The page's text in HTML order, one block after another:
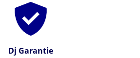
Dj Garantie